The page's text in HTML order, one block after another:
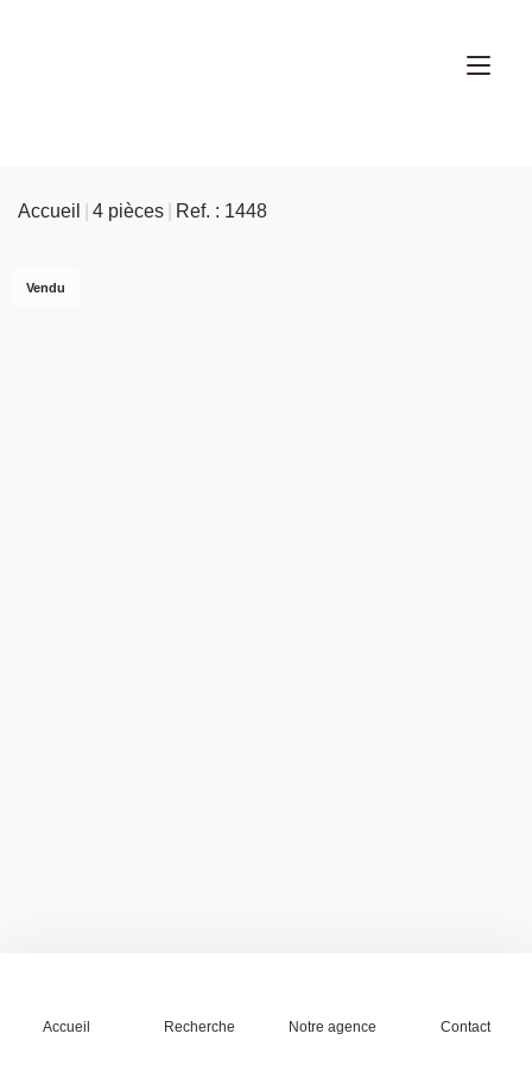
Accueil Recherche Notre agence Contact
Accueil 4 pièces Ref. : 1448
Vendu